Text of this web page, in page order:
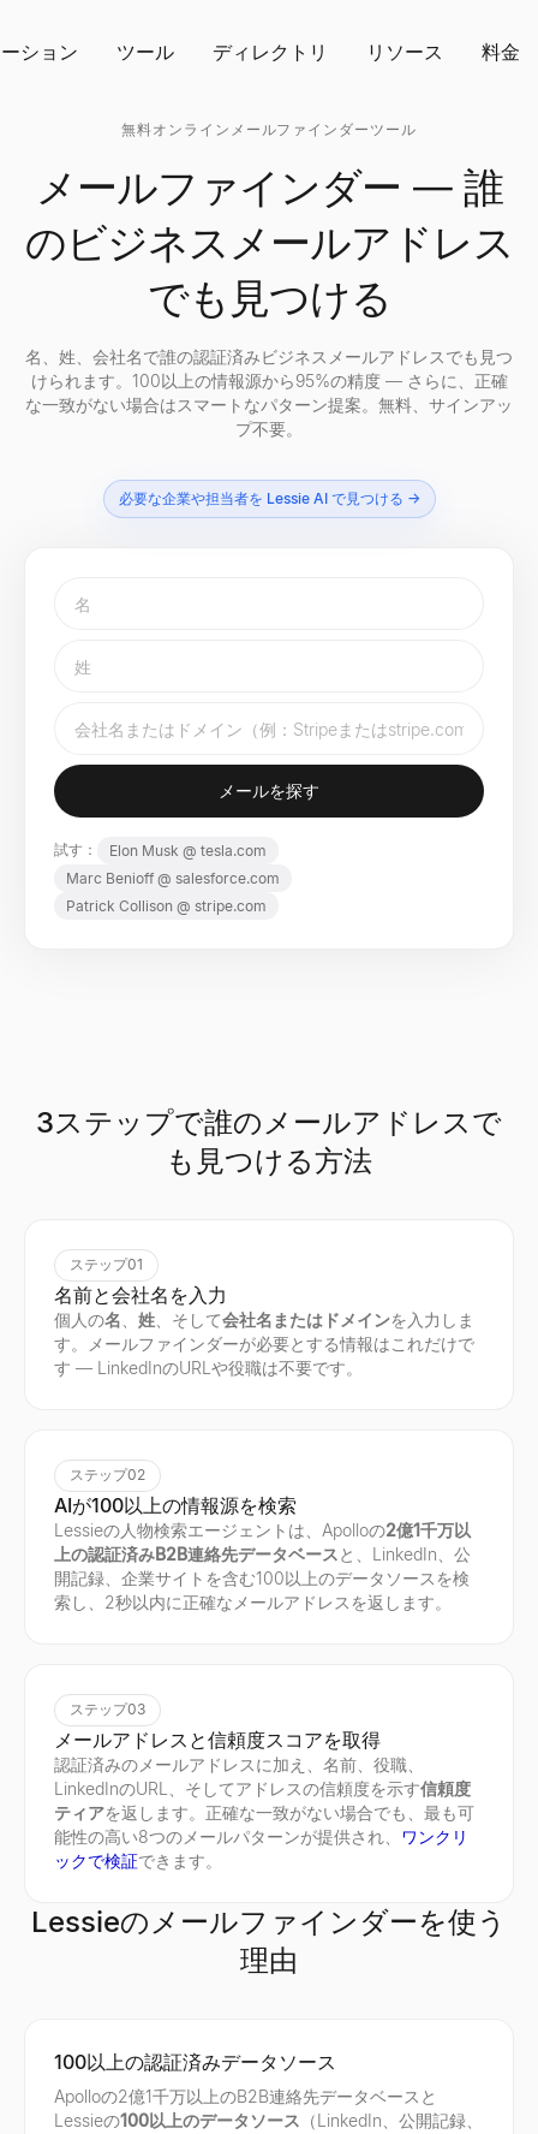
ション ツール ディレクトリ リソース 料金
無料オンラインメールファインダーツール
メールファインダー — 誰
のビジネスメールアドレス
でも見つける
名、姓、会社名で誰の認証済みビジネスメールアドレスでも見つ
けられます。100以上の情報源から95%の精度 — さらに、正確
な一致がない場合はスマートなパターン提案。無料、サインアッ
プ不要。
必要な企業や担当者を Lessie AI で見つける →
メールを探す
試す： Elon Musk @ tesla.com
Marc Benioff @ salesforce.com
Patrick Collison @ stripe.com
3ステップで誰のメールアドレスで
も見つける方法
ステップ01
名前と会社名を入力
個人の名 姓 、そして会社名またはドメインを入力しま
す。メールファインダーが必要とする情報はこれだけで
す — LinkedInのURLや役職は不要です。
ステップ02
AIが100以上の情報源を検索
Lessieの人物検索エージェントは、Apolloの2億1千万以
上の認証済みB2B連絡先データベースと、LinkedIn、公
開記録、企業サイトを含む100以上のデータソースを検
索し、2秒以内に正確なメールアドレスを返します。
ステップ03
メールアドレスと信頼度スコアを取得
認証済みのメールアドレスに加え、名前、役職、
LinkedInのURL、そしてアドレスの信頼度を示す信頼度
ティアを返します。正確な一致がない場合でも、最も可
能性の高い8つのメールパターンが提供され、 ワンクリ
ックで検証できます。
Lessieのメールファインダーを使う
理由
100以上の認証済みデータソース
Apolloの2億1千万以上のB2B連絡先データベースと
Lessieの100以上のデータソース （LinkedIn、公開記録、